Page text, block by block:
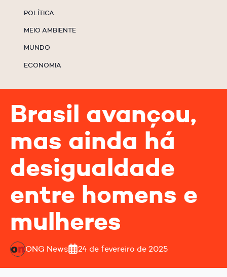
POLÍTICA
MEIO AMBIENTE
MUNDO
ECONOMIA
Brasil avançou,
mas ainda há
desigualdade
entre homens e
mulheres
ONG News 24 de fevereiro de 2025